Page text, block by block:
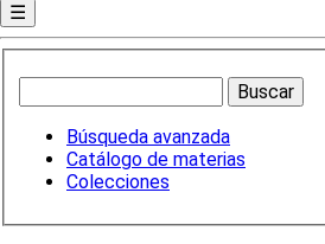
☰
Búsqueda avanzada
Catálogo de materias
Colecciones